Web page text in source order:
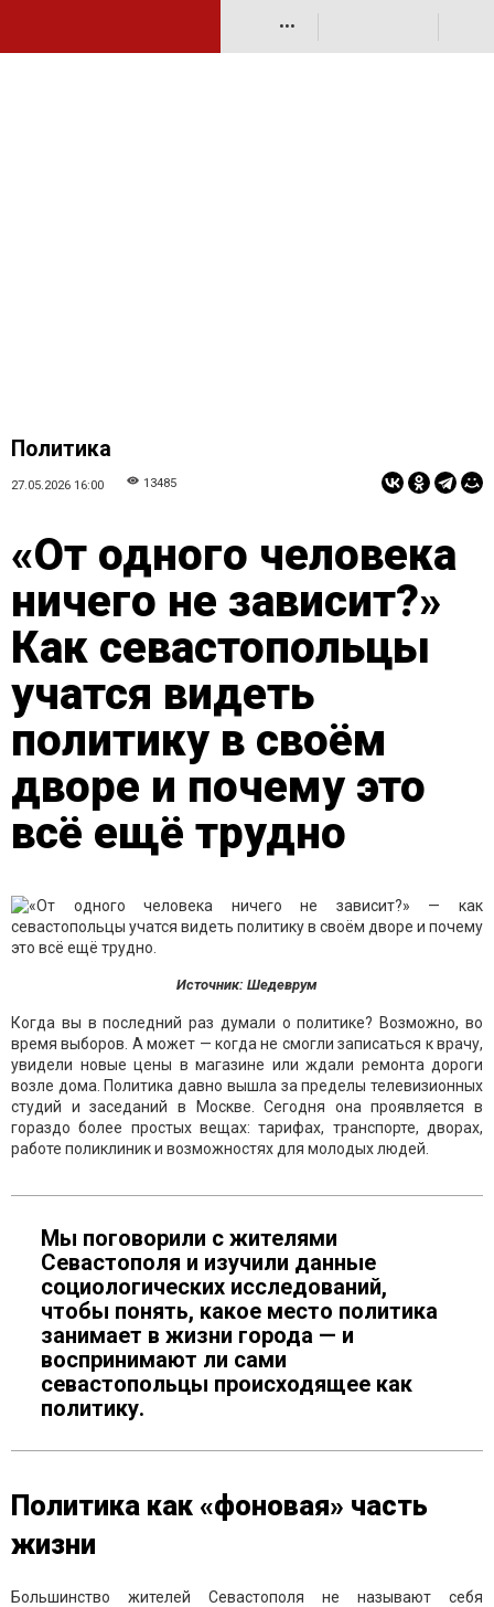
•••
Политика
27.05.2026 16:00 13485
«От одного человека
ничего не зависит?»
Как севастопольцы
учатся видеть
политику в своём
дворе и почему это
всё ещё трудно
Источник: Шедеврум
Когда вы в последний раз думали о политике? Возможно, во
время выборов. А может — когда не смогли записаться к врачу,
увидели новые цены в магазине или ждали ремонта дороги
возле дома. Политика давно вышла за пределы телевизионных
студий и заседаний в Москве. Сегодня она проявляется в
гораздо более простых вещах: тарифах, транспорте, дворах,
работе поликлиник и возможностях для молодых людей.
Мы поговорили с жителями
Севастополя и изучили данные
социологических исследований,
чтобы понять, какое место политика
занимает в жизни города — и
воспринимают ли сами
севастопольцы происходящее как
политику.
Политика как «фоновая» часть
жизни
Большинство жителей Севастополя не называют себя